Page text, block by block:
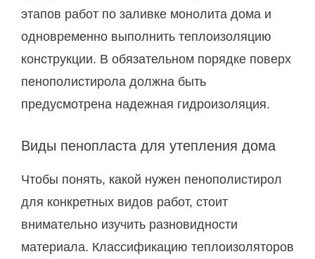
этапов работ по заливке монолита дома и
одновременно выполнить теплоизоляцию
конструкции. В обязательном порядке поверх
пенополистирола должна быть
предусмотрена надежная гидроизоляция.
Виды пенопласта для утепления дома
Чтобы понять, какой нужен пенополистирол
для конкретных видов работ, стоит
внимательно изучить разновидности
материала. Классификацию теплоизоляторов